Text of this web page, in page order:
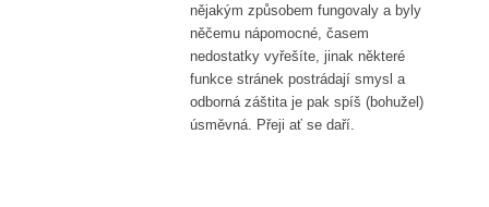
nějakým způsobem fungovaly a byly
něčemu nápomocné, časem
nedostatky vyřešíte, jinak některé
funkce stránek postrádají smysl a
odborná záštita je pak spíš (bohužel)
úsměvná. Přeji ať se daří.